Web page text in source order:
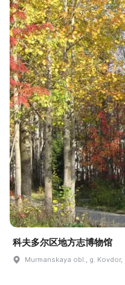
科夫多尔区地方志博物馆
Murmanskaya obl., g.